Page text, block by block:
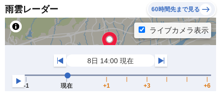
雨雲レーダー 60時間先まで見る